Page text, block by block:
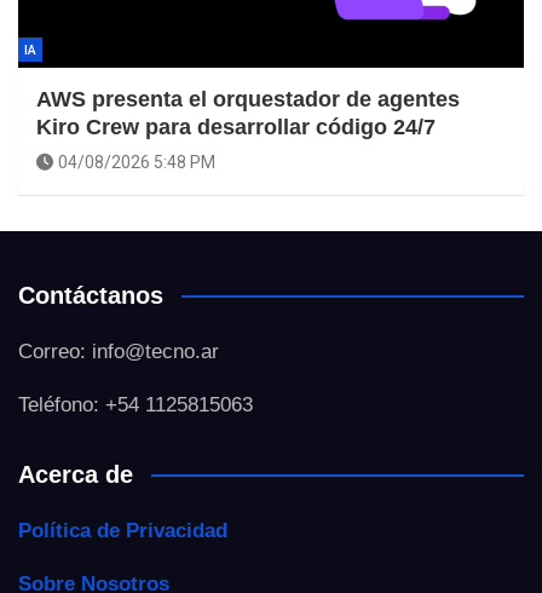
IA
AWS presenta el orquestador de agentes
Kiro Crew para desarrollar código 24/7
04/08/2026 5:48 PM
Contáctanos
Correo: info@tecno.ar
Teléfono: +54 1125815063
Acerca de
Política de Privacidad
Sobre Nosotros